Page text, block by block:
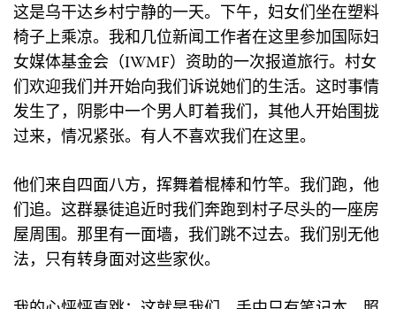
这是乌干达乡村宁静的一天。下午，妇女们坐在塑料
椅子上乘凉。我和几位新闻工作者在这里参加国际妇
女媒体基金会（IWMF）资助的一次报道旅行。村女
们欢迎我们并开始向我们诉说她们的生活。这时事情
发生了，阴影中一个男人盯着我们，其他人开始围拢
过来，情况紧张。有人不喜欢我们在这里。
他们来自四面八方，挥舞着棍棒和竹竿。我们跑，他
们追。这群暴徒追近时我们奔跑到村子尽头的一座房
屋周围。那里有一面墙，我们跳不过去。我们别无他
法，只有转身面对这些家伙。